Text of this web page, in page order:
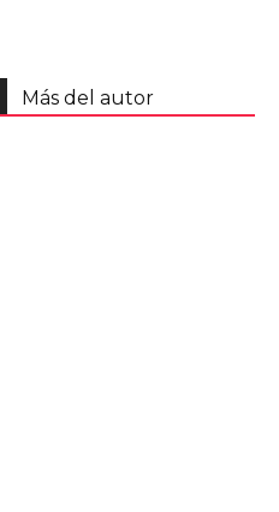
Más del autor